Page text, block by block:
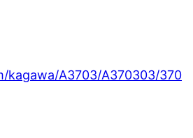
kagawa/A3703/A370303/370